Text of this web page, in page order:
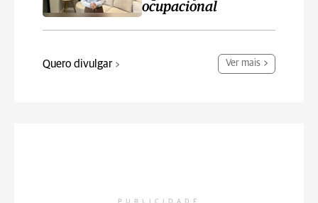
ocupacional
Quero divulgar Ver mais
PUBLICIDADE